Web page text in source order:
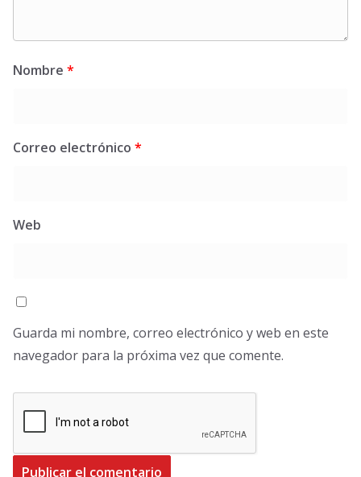
Nombre *
Correo electrónico *
Web
Guarda mi nombre, correo electrónico y web en este
navegador para la próxima vez que comente.